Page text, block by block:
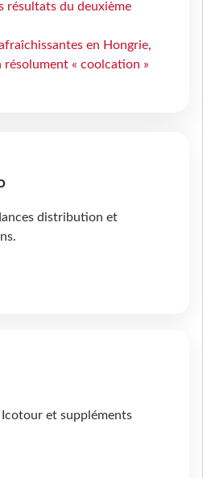
résultats du deuxième
en Hongrie,
« coolcation »
distribution et
Icotour et suppléments